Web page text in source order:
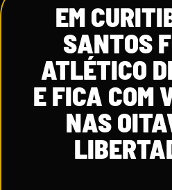
EM
SANTOS
ATLÉTICO
E FICA COM
NAS